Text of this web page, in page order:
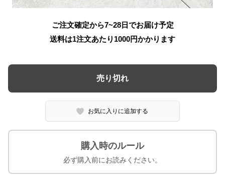
ご注文確定から7~28日でお届け予定
送料は1注文あたり 1000円かかります
売り切れ
お気に入りに追加する
購入時のルール
必ず購入前にお読みください。